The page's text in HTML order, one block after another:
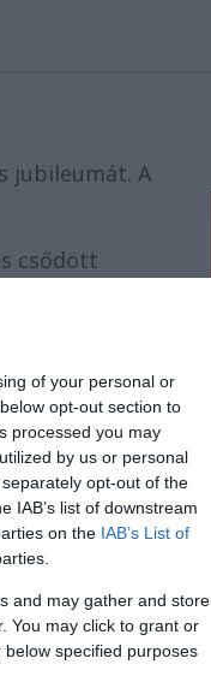
of your personal or
opt-out section to
processed you may
by us or personal
opt-out of the
IAB’s list of downstream
on the IAB’s List of
and may gather and store
You may click to grant or
specified purposes
jubileumát. A
csődött
a
és új
án tűzi